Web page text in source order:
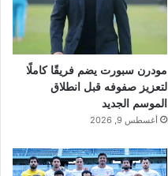
مودرن سبورت يضم فريقًا كاملًا
لتعزيز صفوفه قبل انطلاق
الموسم الجديد
أغسطس 9, 2026